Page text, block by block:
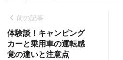
前の記事
体験談！キャンピング
カーと乗用車の運転感
覚の違いと注意点